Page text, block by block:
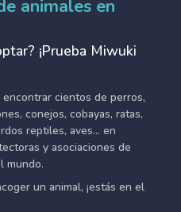
animales en
¡Prueba Miwuki
cientos de perros,
conejos, cobayas, ratas,
reptiles, aves... en
y asociaciones de
mundo.
un animal, ¡estás en el